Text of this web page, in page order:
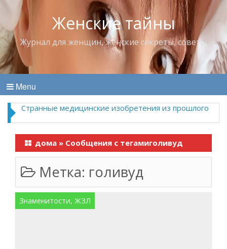
Женские тайны
Журнал для женщин, женские секреты, советы
Menu
Странные медицинские изобретения из прошлого
дома » Сообщения с тегамиголивуд
Метка: голивуд
Знаменитости, ЖЗЛ